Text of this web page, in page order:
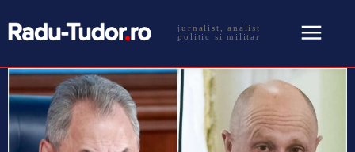
jurnalist, analist
politic si militar